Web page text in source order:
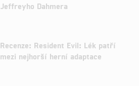
Jeffreyho Dahmera
Recenze: Resident Evil: Lék patří
mezi nejhorší herní adaptace